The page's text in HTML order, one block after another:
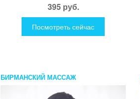
395 руб.
Посмотреть сейчас
БИРМАНСКИЙ МАССАЖ